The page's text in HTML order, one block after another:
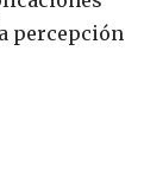
percepción